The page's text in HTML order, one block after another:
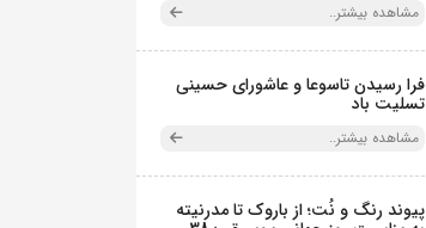
مشاهده بیشتر..
فرا رسیدن تاسوعا و عاشورای حسینی
تسلیت باد
مشاهده بیشتر..
پیوند رنگ و نُت؛ از باروک تا مدرنیته